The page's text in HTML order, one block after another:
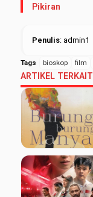
Pikiran
Penulis: admin1
Tags bioskop film
ARTIKEL TERKAIT